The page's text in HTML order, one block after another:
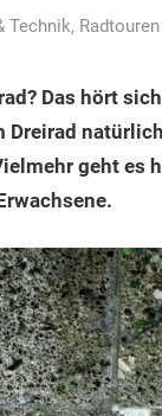
Technik, Radtouren
Das hört
geht